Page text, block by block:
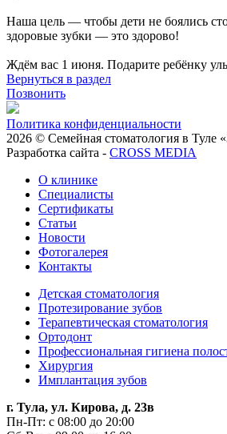
Наша цель — чтобы дети не боялись
здоровые зубки — это здорово!
Ждём вас 1 июня. Подарите ребёнку
Вернуться в раздел
Позвонить
Политика конфиденциальности
2026 © Семейная стоматология в Туле
Разработка сайта - CROSS MEDIA
О клинике
Специалисты
Сертификаты
Статьи
Новости
Фотогалерея
Контакты
Детская стоматология
Протезирование зубов
Терапевтическая стоматология
Ортодонт
Профессиональная гигиена
Хирургия
Имплантация зубов
г. Тула, ул. Кирова, д. 23в
Пн-Пт: с 08:00 до 20:00